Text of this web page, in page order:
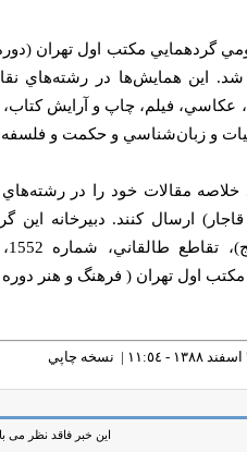
گردهمايي مكتب اول تهران
شد. اين همايش‌ها در رشته‌هاي
عكاسي، فيلم، چاپ و آرايش
و زبان‌شناسي و حكمت‌ و فلسفه
خلاصه مقالات خود را در
ارسال كنند. دبيرخانه
تهران ( فرهنگ و هنر دوره قاجار)، آذر 1389
نسخه چاپي
این خبر فاقد نظر می